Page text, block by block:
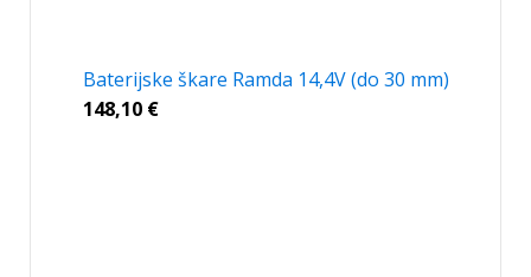
Baterijske škare Ramda 14,4V (do 30 mm)
148,10 €